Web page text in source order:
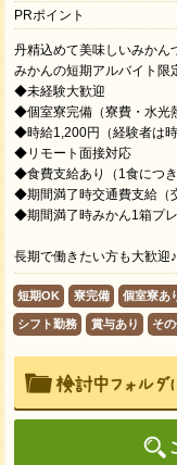
PRポイント
丹精込めて美味しいみかん
みかんの短期アルバイト限
◆未経験大歓迎
◆個室寮完備（寮費・水光
◆時給1,200円（経験者は時
◆リモート面接対応
◆食費支給あり（1食につき
◆期間満了時交通費支給（
◆期間満了時みかん1箱プ
長期で働きたい方も大歓迎♪
短期OK 寮完備 個室寮あ
シフト勤務 賞与あり そ